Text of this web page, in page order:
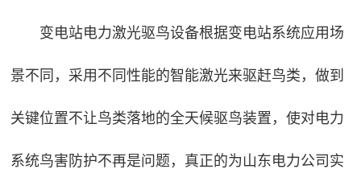
变电站电力激光驱鸟设备根据变电站系统应用场
景不同，采用不同性能的智能激光来驱赶鸟类，做到
关键位置不让鸟类落地的全天候驱鸟装置，使对电力
系统鸟害防护不再是问题，真正的为山东电力公司实